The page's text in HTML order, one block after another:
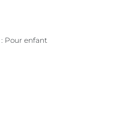
Pour enfant